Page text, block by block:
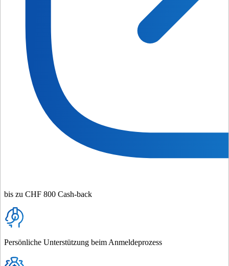
bis zu CHF 800 Cash-back
Persönliche Unterstützung beim Anmeldeprozess